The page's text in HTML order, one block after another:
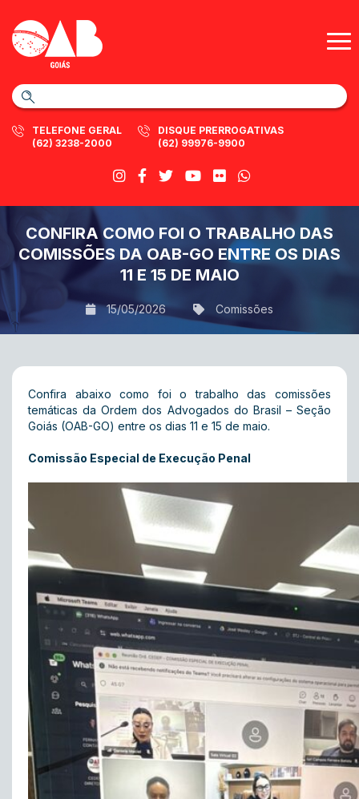
TELEFONE GERAL
(62) 3238-2000
DISQUE PRERROGATIVAS
(62) 99976-9900
CONFIRA COMO FOI O TRABALHO DAS
COMISSÕES DA OAB-GO ENTRE OS DIAS
11 E 15 DE MAIO
15/05/2026 Comissões
Confira abaixo como foi o trabalho das comissões
temáticas da Ordem dos Advogados do Brasil – Seção
Goiás (OAB-GO) entre os dias 11 e 15 de maio.
Comissão Especial de Execução Penal